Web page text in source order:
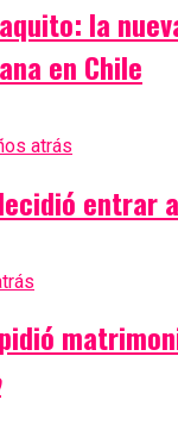
la
en Chile
atrás
entrar